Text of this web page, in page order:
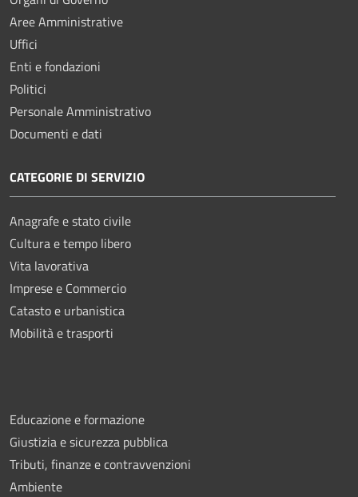
Aree Amministrative
Uffici
Enti e fondazioni
Politici
Personale Amministrativo
Documenti e dati
CATEGORIE DI SERVIZIO
Anagrafe e stato civile
Cultura e tempo libero
Vita lavorativa
Imprese e Commercio
Catasto e urbanistica
Mobilità e trasporti
Educazione e formazione
Giustizia e sicurezza pubblica
Tributi, finanze e contravvenzioni
Ambiente